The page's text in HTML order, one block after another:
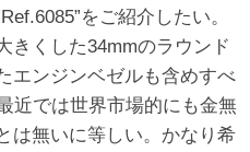
をご紹介したい。
きくした34mmのラウンド
エンジンベゼルも含めすべ
近では世界市場的にも金無
は無いに等しい。かなり希